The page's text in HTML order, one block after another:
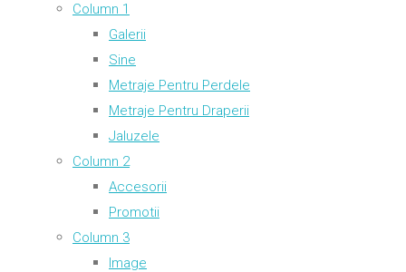
Column 1
Galerii
Sine
Metraje Pentru Perdele
Metraje Pentru Draperii
Jaluzele
Column 2
Accesorii
Promotii
Column 3
Image